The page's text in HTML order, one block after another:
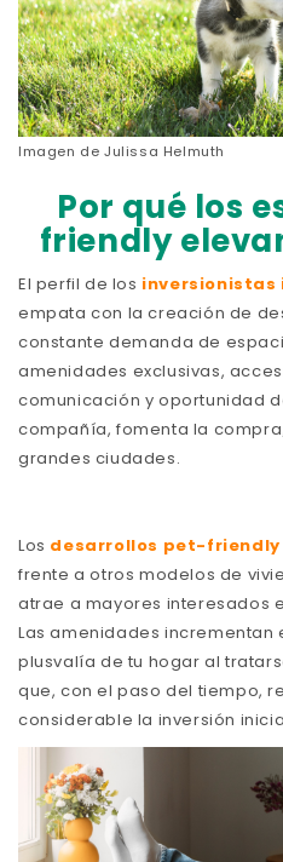
Imagen de Julissa Helmuth
Por qué los
friendly
El perfil de los
empata con la creación de
constante demanda de
amenidades exclusivas,
comunicación y oportunidad
compañía, fomenta la
grandes ciudades.
Los desarrollos pet-friendly
frente a otros modelos de
atrae a mayores interesados
Las amenidades incrementan
plusvalía de tu hogar al
que, con el paso del tiempo,
considerable la inversión